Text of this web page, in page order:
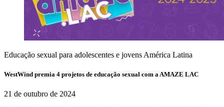
Educação sexual para adolescentes e jovens América Latina
WestWind premia 4 projetos de educação sexual com a AMAZE LAC
21 de outubro de 2024